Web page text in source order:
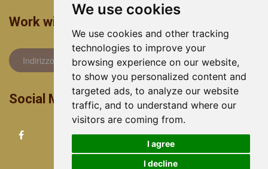
We use cookies
We use cookies and other tracking
technologies to improve your
browsing experience on our website,
to show you personalized content and
targeted ads, to analyze our website
traffic, and to understand where our
visitors are coming from.
I agree
I decline
Work with us
Social Media